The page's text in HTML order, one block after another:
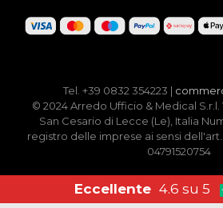
Tel. +39 0832 354223 |
© 2024 Arredo Ufficio & Medical S.r.l.
San Cesario di Lecce (Le), Italia
registro delle imprese ai sensi
04791520754
Eccellente 4.6 su 5